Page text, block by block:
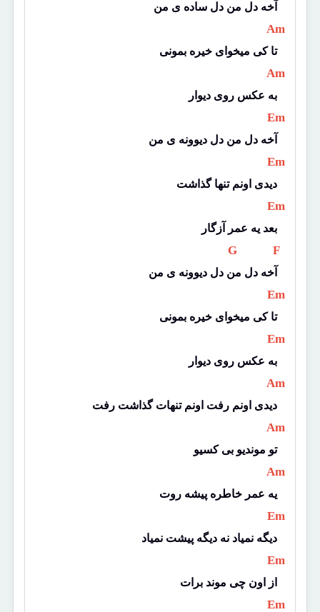
آخه دل من دل ساده ی من
Am
تا کی میخوای خیره بمونی
Am
به عکس روی دیوار
Em
آخه دل من دل دیوونه ی من
Em
دیدی اونم تنها گذاشت
Em
بعد یه عمر آزگار
G F
آخه دل من دل دیوونه ی من
Em
تا کی میخوای خیره بمونی
Em
به عکس روی دیوار
Am
دیدی اونم رفت اونم تنهات گذاشت رفت
Am
تو موندیو بی کسیو
Am
یه عمر خاطره پیشه روت
Em
دیگه نمیاد نه دیگه پیشت نمیاد
Em
از اون چی موند برات
Em